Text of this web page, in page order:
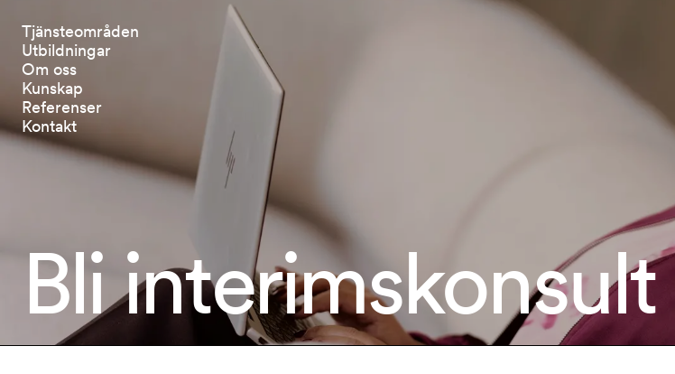
Tjänsteområden
Utbildningar
Om oss
Kunskap
Referenser
Kontakt
Bli interimskonsult